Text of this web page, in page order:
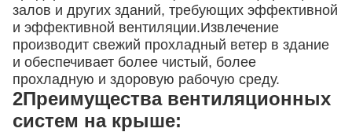
залов и других зданий, требующих эффективной
и эффективной вентиляции.Извлечение
производит свежий прохладный ветер в здание
и обеспечивает более чистый, более
прохладную и здоровую рабочую среду.
2Преимущества вентиляционных
систем на крыше: